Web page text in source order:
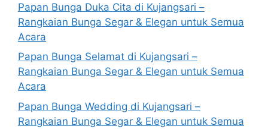
Papan Bunga Duka Cita di Kujangsari –
Rangkaian Bunga Segar & Elegan untuk Semua
Acara
Papan Bunga Selamat di Kujangsari –
Rangkaian Bunga Segar & Elegan untuk Semua
Acara
Papan Bunga Wedding di Kujangsari –
Rangkaian Bunga Segar & Elegan untuk Semua